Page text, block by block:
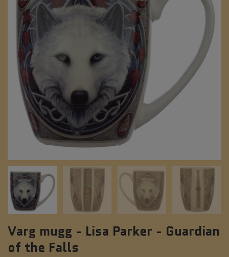
Varg mugg - Lisa Parker - Guardian
of the Falls